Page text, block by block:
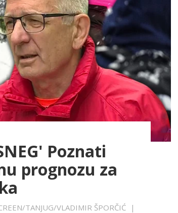
Poznati
prognozu za
TANJUG/VLADIMIR ŠPORČIĆ
|